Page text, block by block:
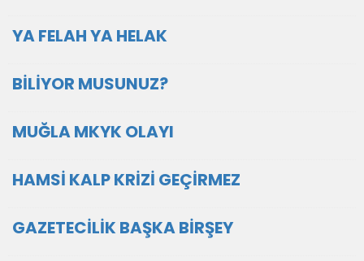
YA FELAH YA HELAK
BİLİYOR MUSUNUZ?
MUĞLA MKYK OLAYI
HAMSİ KALP KRİZİ GEÇİRMEZ
GAZETECİLİK BAŞKA BİRŞEY